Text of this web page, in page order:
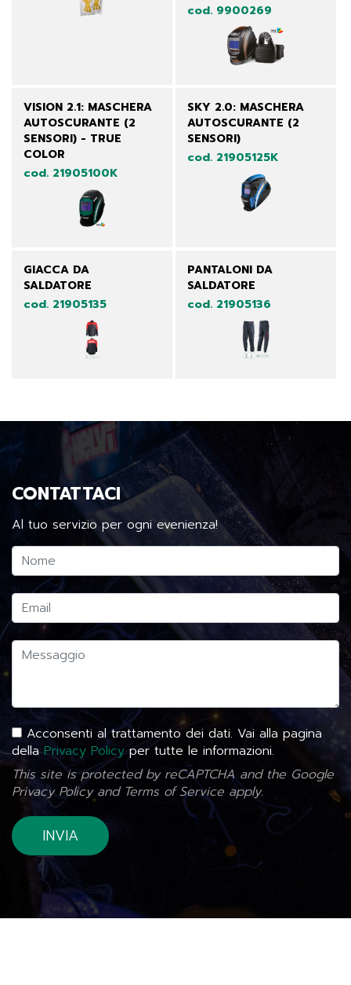
cod. 9900269
VISION 2.1: MASCHERA
AUTOSCURANTE (2
SENSORI) - TRUE
COLOR
cod. 21905100K
SKY 2.0: MASCHERA
AUTOSCURANTE (2
SENSORI)
cod. 21905125K
GIACCA DA
SALDATORE
cod. 21905135
PANTALONI DA
SALDATORE
cod. 21905136
CONTATTACI
Al tuo servizio per ogni evenienza!
Acconsenti al trattamento dei dati. Vai alla pagina
dellaPrivacy Policyper tutte le informazioni.
This site is protected by reCAPTCHA and the Google
Privacy Policyand Terms of Service apply.